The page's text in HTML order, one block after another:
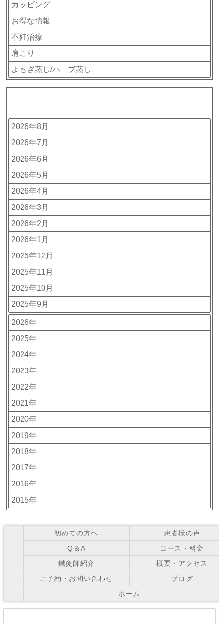
カッピング
お得な情報
不妊治療
肩こり
よもぎ蒸し/ハーブ蒸し
2026年8月
2026年7月
2026年6月
2026年5月
2026年4月
2026年3月
2026年2月
2026年1月
2025年12月
2025年11月
2025年10月
2025年9月
2026年
2025年
2024年
2023年
2022年
2021年
2020年
2019年
2018年
2017年
2016年
2015年
初めての方へ
患者様の声
Q＆A
コース・料金
鍼灸師紹介
概要・アクセス
ご予約・お問い合わせ
ブログ
ホーム